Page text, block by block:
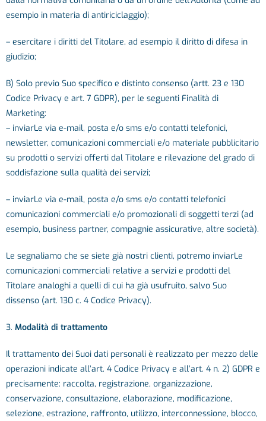
esempio in materia di antiriciclaggio);
– esercitare i diritti del Titolare, ad esempio il diritto di difesa in
giudizio;
B) Solo previo Suo specifico e distinto consenso (artt. 23 e 130
Codice Privacy e art. 7 GDPR), per le seguenti Finalità di
Marketing:
– inviarLe via e-mail, posta e/o sms e/o contatti telefonici,
newsletter, comunicazioni commerciali e/o materiale pubblicitario
su prodotti o servizi offerti dal Titolare e rilevazione del grado di
soddisfazione sulla qualità dei servizi;
– inviarLe via e-mail, posta e/o sms e/o contatti telefonici
comunicazioni commerciali e/o promozionali di soggetti terzi (ad
esempio, business partner, compagnie assicurative, altre società).
Le segnaliamo che se siete già nostri clienti, potremo inviarLe
comunicazioni commerciali relative a servizi e prodotti del
Titolare analoghi a quelli di cui ha già usufruito, salvo Suo
dissenso (art. 130 c. 4 Codice Privacy).
3. Modalità di trattamento
Il trattamento dei Suoi dati personali è realizzato per mezzo delle
operazioni indicate all’art. 4 Codice Privacy e all’art. 4 n. 2) GDPR e
precisamente: raccolta, registrazione, organizzazione,
conservazione, consultazione, elaborazione, modificazione,
selezione, estrazione, raffronto, utilizzo, interconnessione, blocco,